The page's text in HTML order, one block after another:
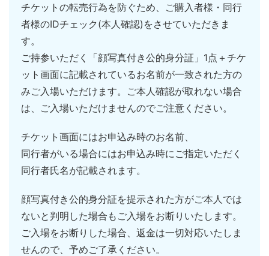
チケットの転売行為を防ぐため、ご購入者様・同行
者様のIDチェック(本人確認)をさせていただきま
す。
ご持参いただく「顔写真付き公的身分証」1点＋チケ
ット画面に記載されているお名前が一致された方の
みご入場いただけます。ご本人確認が取れない場合
は、ご入場いただけませんのでご注意ください。
チケット画面にはお申込み時のお名前、
同行者がいる場合にはお申込み時にご指定いただく
同行者氏名が記載されます。
顔写真付き公的身分証を提示された方がご本人では
ないと判明した場合もご入場をお断りいたします。
ご入場をお断りした場合、返金は一切対応いたしま
せんので、予めご了承ください。